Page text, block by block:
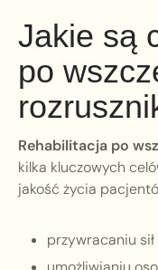
Jakie są
po
Rehabilitacja po
kilka kluczowych
jakość życia
przywracaniu